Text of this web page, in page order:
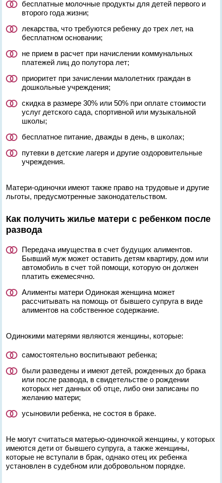
бесплатные молочные продукты для детей первого и
второго года жизни;
лекарства, что требуются ребенку до трех лет, на
бесплатном основании;
не прием в расчет при начислении коммунальных
платежей лиц до полутора лет;
приоритет при зачислении малолетних граждан в
дошкольные учреждения;
скидка в размере 30% или 50% при оплате стоимости
услуг детского сада, спортивной или музыкальной
школы;
бесплатное питание, дважды в день, в школах;
путевки в детские лагеря и другие оздоровительные
учреждения.
Матери-одиночки имеют также право на трудовые и другие
льготы, предусмотренные законодательством.
Как получить жилье матери с ребенком после
развода
Передача имущества в счет будущих алиментов.
Бывший муж может оставить детям квартиру, дом или
автомобиль в счет той помощи, которую он должен
платить ежемесячно.
Алименты матери Одинокая женщина может
рассчитывать на помощь от бывшего супруга в виде
алиментов на собственное содержание.
Одинокими матерями являются женщины, которые:
самостоятельно воспитывают ребенка;
были разведены и имеют детей, рожденных до брака
или после развода, в свидетельстве о рождении
которых нет данных об отце, либо они записаны по
желанию матери;
усыновили ребенка, не состоя в браке.
Не могут считаться матерью-одиночкой женщины, у которых
имеются дети от бывшего супруга, а также женщины,
которые не вступали в брак, однако отец их ребенка
установлен в судебном или добровольном порядке.